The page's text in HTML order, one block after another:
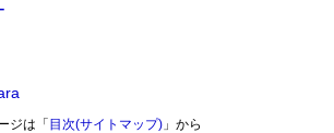
ジは「 目次(サイトマップ)」から